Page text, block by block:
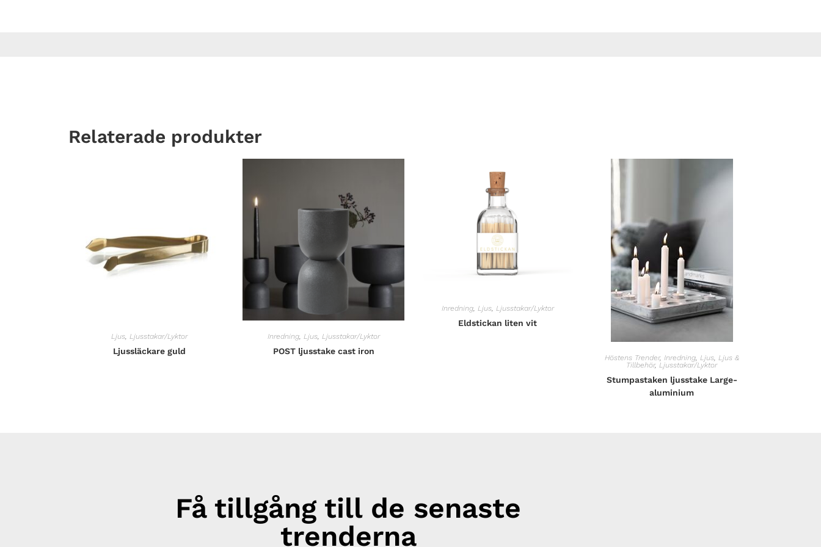
Relaterade produkter
Ljus, Ljusstakar/Lyktor
Ljussläckare guld
Inredning, Ljus, Ljusstakar/Lyktor
POST ljusstake cast iron
Inredning, Ljus, Ljusstakar/Lyktor
Eldstickan liten vit
Höstens Trender, Inredning, Ljus, Ljus &
Tillbehör, Ljusstakar/Lyktor
Stumpastaken ljusstake Large-
aluminium
Få tillgång till de senaste
trenderna